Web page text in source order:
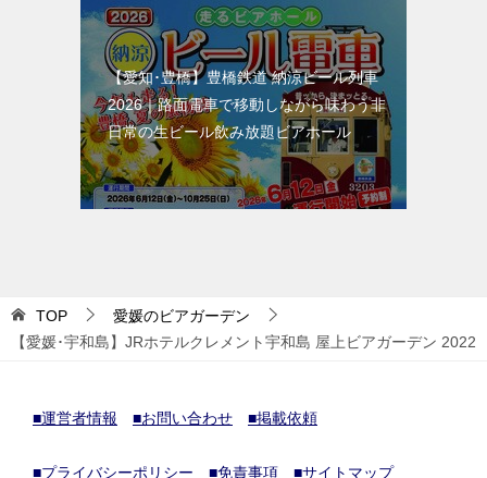
【愛知･豊橋】豊橋鉄道 納涼ビール列車
2026｜路面電車で移動しながら味わう非
日常の生ビール飲み放題ビアホール
TOP
愛媛のビアガーデン
【愛媛･宇和島】JRホテルクレメント宇和島 屋上ビアガーデン 2022
■運営者情報 ■お問い合わせ ■掲載依頼
■プライバシーポリシー ■免責事項 ■サイトマップ